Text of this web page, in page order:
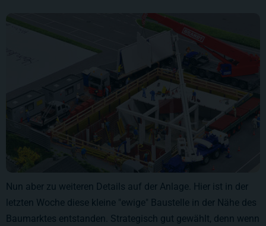
Nun aber zu weiteren Details auf der Anlage. Hier ist in der
letzten Woche diese kleine "ewige" Baustelle in der Nähe des
Baumarktes entstanden. Strategisch gut gewählt, denn wenn